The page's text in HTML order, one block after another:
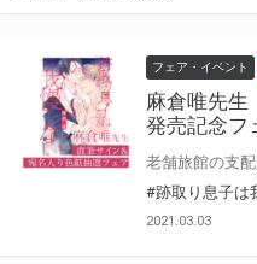
フェア・イベント
麻倉唯先生
発売記念フ
#跡取り息子は
2021.03.03